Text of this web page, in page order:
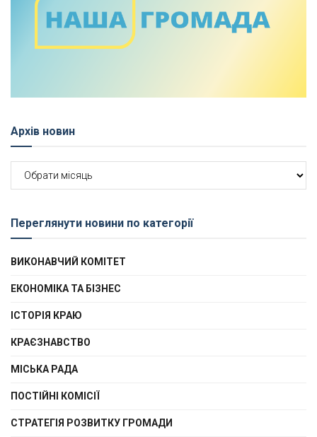
Архів новин
новин
Переглянути новини по категорії
ВИКОНАВЧИЙ КОМІТЕТ
ЕКОНОМІКА ТА БІЗНЕС
ІСТОРІЯ КРАЮ
КРАЄЗНАВСТВО
МІСЬКА РАДА
ПОСТІЙНІ КОМІСІЇ
СТРАТЕГІЯ РОЗВИТКУ ГРОМАДИ